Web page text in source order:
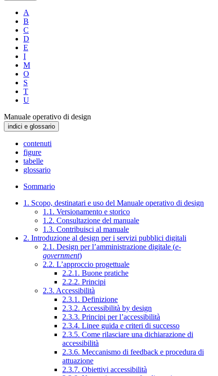
A
B
C
D
E
I
M
O
S
T
U
Manuale operativo di design
indici e glossario
contenuti
figure
tabelle
glossario
Sommario
1. Scopo, destinatari e uso del Manuale operativo di design
1.1. Versionamento e storico
1.2. Consultazione del manuale
1.3. Contribuisci al manuale
2. Introduzione al design per i servizi pubblici digitali
2.1. Design per l’amministrazione digitale (e-
government)
2.2. L’approccio progettuale
2.2.1. Buone pratiche
2.2.2. Principi
2.3. Accessibilità
2.3.1. Definizione
2.3.2. Accessibilità by design
2.3.3. Principi per l’accessibilità
2.3.4. Linee guida e criteri di successo
2.3.5. Come rilasciare una dichiarazione di
accessibilità
2.3.6. Meccanismo di feedback e procedura di
attuazione
2.3.7. Obiettivi accessibilità